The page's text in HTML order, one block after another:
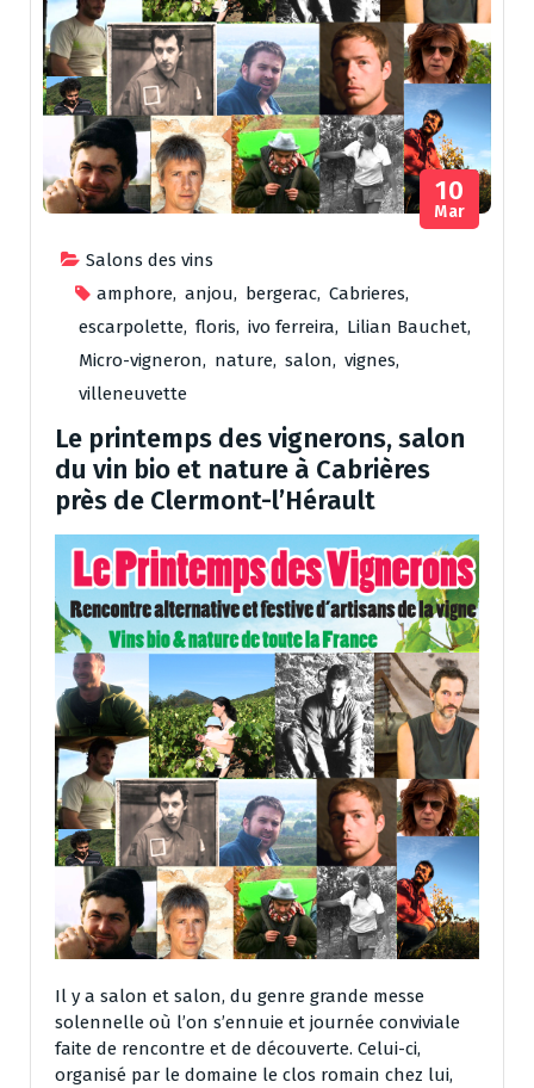
Salons des vins
amphore, anjou, bergerac, Cabrieres,
escarpolette, floris, ivo ferreira, Lilian Bauchet,
Micro-vigneron, nature, salon, vignes,
villeneuvette
10
Mar
Le printemps des vignerons, salon
du vin bio et nature à Cabrières
près de Clermont-l’Hérault
Il y a salon et salon, du genre grande messe
solennelle où l’on s’ennuie et journée conviviale
faite de rencontre et de découverte. Celui-ci,
organisé par le domaine le clos romain chez lui,